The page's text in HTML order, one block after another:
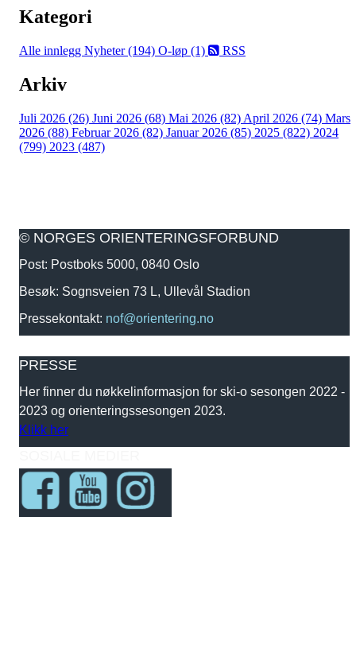
Kategori
Alle innlegg Nyheter (194) O-løp (1) RSS
Arkiv
Juli 2026 (26) Juni 2026 (68) Mai 2026 (82) April 2026 (74) Mars
2026 (88) Februar 2026 (82) Januar 2026 (85) 2025 (822) 2024
(799) 2023 (487)
© NORGES ORIENTERINGSFORBUND
Post: Postboks 5000, 0840 Oslo
Besøk: Sognsveien 73 L, Ullevål Stadion
Pressekontakt: nof@orientering.no
PRESSE
Her finner du nøkkelinformasjon for ski-o sesongen 2022 -
2023 og orienteringssesongen 2023.
Klikk her